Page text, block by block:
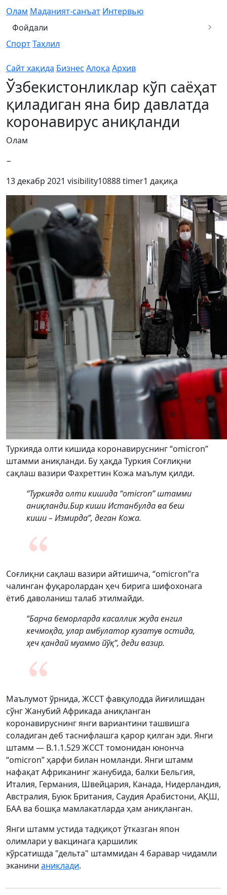
Олам Маданият-санъат Интервью
Фойдали
СпортТаҳлил
Сайт хақида Бизнес Алоқа Архив
Ўзбекистонликлар кўп саёҳат
қиладиган яна бир давлатда
коронавирус аниқланди
Олам
−
13 декабр 2021 visibility10888timer1 дақиқа
Туркияда олти кишида коронавируснинг “omicron”
штамми аниқланди. Бу ҳақда Туркия Соғлиқни
сақлаш вазири Фахреттин Кожа маълум қилди.
“Туркияда олти кишида “omicron” штамми
аниқланди.Бир киши Истанбулда ва беш
киши – Измирда”, деган Кожа.
Соғлиқни сақлаш вазири айтишича, “omicron”га
чалинган фуқаролардан ҳеч бирига шифохонага
ётиб даволаниш талаб этилмайди.
“Барча беморларда касаллик жуда енгил
кечмоқда, улар амбулатор кузатув остида,
ҳеч қандай муаммо йўқ”, деди вазир.
Маълумот ўрнида, ЖССТ фавқулодда йиғилишдан
сўнг Жанубий Африкада аниқланган
коронавируснинг янги вариантини ташвишга
соладиган деб таснифлашга қарор қилган эди. Янги
штамм — B.1.1.529 ЖССТ томонидан юнонча
“omicron” ҳарфи билан номланди. Янги штамм
нафақат Африканинг жанубида, балки Бельгия,
Италия, Германия, Швейцария, Канада, Нидерландия,
Австралия, Буюк Британия, Саудия Арабистони, АҚШ,
БАА ва бошқа мамлакатларда ҳам аниқланган.
Янги штамм устида тадқиқот ўтказган япон
олимлари у вакцинага қаршилик
кўрсатишда "дельта" штаммидан 4 баравар чидамли
эканини аниқлади.